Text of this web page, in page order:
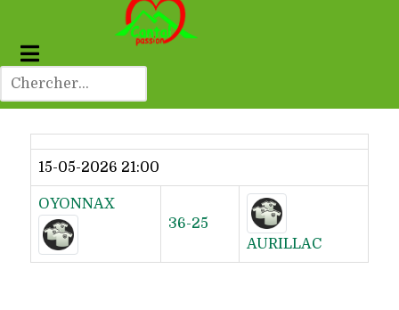
Dernier résultat
15-05-2026 21:00
OYONNAX
36-25
AURILLAC